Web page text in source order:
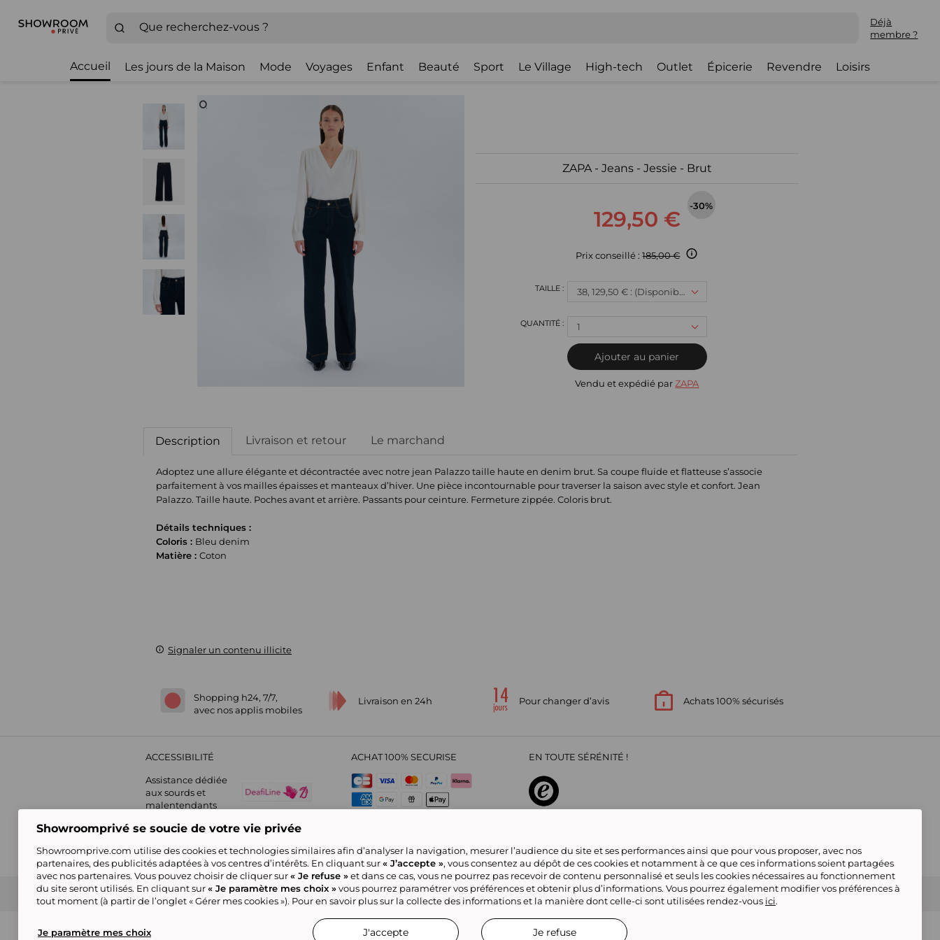
Déjà
membre ?
Accueil Les jours de la Maison Mode Voyages Enfant Beauté Sport Le Village High-tech Outlet Épicerie Revendre Loisirs
ZAPA - Jeans - Jessie - Brut
129,50 €
-30%
Prix conseillé :185,00 €
38, 129,50 € : (Disponible)
1
Ajouter au panier
Vendu et expédié parZAPA
Description Livraison et retour Le marchand
Adoptez une allure élégante et décontractée avec notre jean Palazzo taille haute en denim brut. Sa coupe fluide et flatteuse s’associe
parfaitement à vos mailles épaisses et manteaux d’hiver. Une pièce incontournable pour traverser la saison avec style et confort. Jean
Palazzo. Taille haute. Poches avant et arrière. Passants pour ceinture. Fermeture zippée. Coloris brut.
Détails techniques :
Coloris : Bleu denim
Matière :Coton
Signaler un contenu illicite
Shopping h24, 7/7,
avec nos applis mobiles
Livraison en 24h Pour changer d’avis Achats 100% sécurisés
ACCESSIBILITÉ
Assistance dédiée
aux sourds et
malentendants
ACHAT 100% SECURISE EN TOUTE SÉRÉNITÉ !
Guide d'achat Showroomprive group CGV Politique de confidentialité Offre Partenaire Rejoignez-nous Nous contacter
Gérer mes cookies
Nos engagements
Conditions générales de la Marketplace Référencement & Critères de Classement Accessibilité : Non conforme Tous nos produits Deafiline
Certains visuels sont générés en IA
Showroomprivé se soucie de votre vie privée
Showroomprive.com utilise des cookies et technologies similaires afin d’analyser la navigation, mesurer l’audience du site et ses performances ainsi que pour vous proposer, avec nos
partenaires, des publicités adaptées à vos centres d’intérêts. En cliquant sur« J’accepte », vous consentez au dépôt de ces cookies et notamment à ce que ces informations soient partagées
avec nos partenaires. Vous pouvez choisir de cliquer sur« Je refuse »et dans ce cas, vous ne pourrez pas recevoir de contenu personnalisé et seuls les cookies nécessaires au fonctionnement
du site seront utilisés. En cliquant sur« Je paramètre mes choix »vous pourrez paramétrer vos préférences et obtenir plus d’informations. Vous pourrez également modifier vos préférences à
tout moment (à partir de l’onglet « Gérer mes cookies »). Pour en savoir plus sur la collecte des informations et la manière dont celle-ci sont utilisées rendez-vous ici.
Je paramètre mes choix J'accepte Je refuse